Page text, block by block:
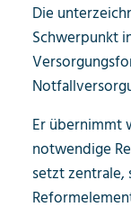
Die
Schwerpunkt
Er übernimmt
notwendige
setzt zentrale,